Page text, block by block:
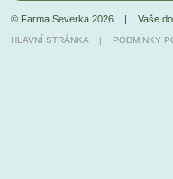
© Farma Severka 2026 | Vaše
HLAVNÍ STRÁNKA | PODMÍNKY